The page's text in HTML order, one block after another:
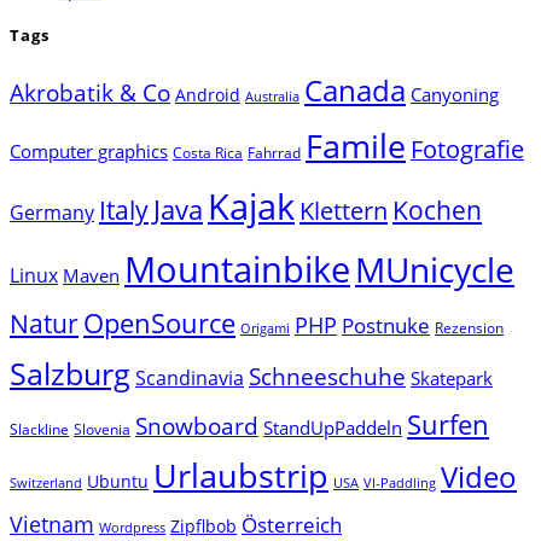
Tags
Akrobatik & Co Android Australia Canada Canyoning
Computer graphics Costa Rica Fahrrad Famile Fotografie
Germany Italy Java Kajak Klettern Kochen
Linux Maven MountainbikeMUnicycle
NaturOpenSource Origami PHP Postnuke Rezension
SalzburgScandinavia Schneeschuhe Skatepark
Slackline Slovenia Snowboard StandUpPaddeln Surfen
Switzerland Ubuntu Urlaubstrip USA VI-Paddling Video
Vietnam Wordpress Zipflbob Österreich